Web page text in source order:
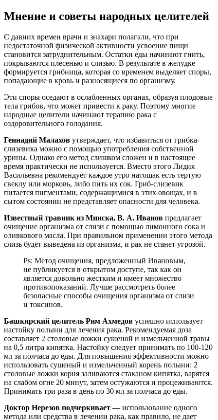
Мнение и советы народных целителей
С давних времен врачи и знахари полагали, что при
недостаточной физической активности усвоение пищи
становится затруднительным. Остатки еды начинают гнить,
покрываются плесенью и слизью. В результате в желудке
формируется грибница, которая со временем выделяет споры,
попадающие в кровь и разносящиеся по организму.
Эти споры оседают в ослабленных органах, образуя плодовые
тела грибов, что может привести к раку. Поэтому многие
народные целители начинают терапию рака с
оздоровительного голодания.
Геннадий Малахов утверждает, что избавиться от грибка-
слизевика можно с помощью употребления собственной
урины. Однако его метод слишком сложен и в настоящее
время практически не используется. Вместо этого Лидия
Васильевна рекомендует каждое утро натощак есть тертую
свеклу или морковь, либо пить их сок. Гриб-слизевик
питается пигментами, содержащимися в этих овощах, и в
сытом состоянии не представляет опасности для человека.
Известный травник из Минска, В. А. Иванов предлагает
очищение организма от слизи с помощью лимонного сока и
оливкового масла. При правильном применении этого метода
слизь будет выведена из организма, и рак не станет угрозой.
Ps: Метод очищения, предложенный Ивановым,
не публикуется в открытом доступе, так как он
является довольно жестким и имеет множество
противопоказаний. Лучше рассмотреть более
безопасные способы очищения организма от слизи
и токсинов.
Башкирский целитель Рим Ахмедов успешно использует
настойку полыни для лечения рака. Рекомендуемая доза
составляет 2 столовые ложки сушеной и измельченной травы
на 0,5 литра кипятка. Настойку следует принимать по 100-120
мл за полчаса до еды. Для повышения эффективности можно
использовать сушеный и измельченный корень полыни: 2
столовые ложки корня заливаются стаканом кипятка, варятся
на слабом огне 20 минут, затем остужаются и процеживаются.
Принимать три раза в день по 30 мл за полчаса до еды.
Доктор Нерезов подчеркивает — использование одного
метода или средства в лечении рака, как правило, не дает